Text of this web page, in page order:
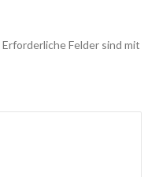
Erforderliche Felder sind mit